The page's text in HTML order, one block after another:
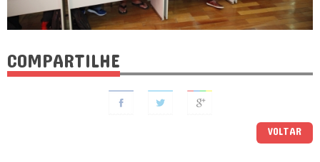
COMPARTILHE
VOLTAR